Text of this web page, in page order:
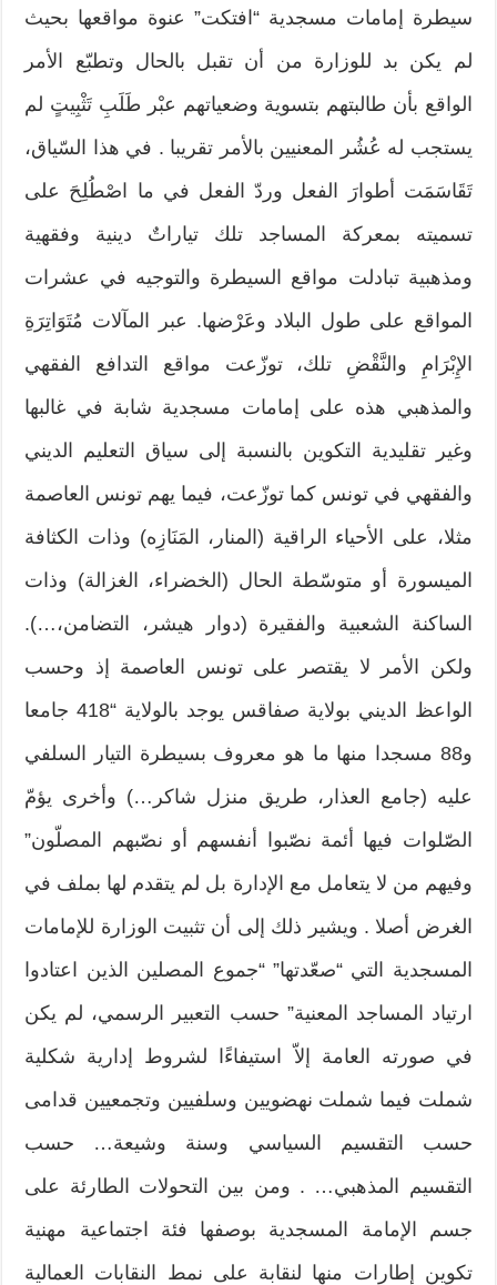
سيطرة إمامات مسجدية “افتكت” عنوة مواقعها بحيث
لم يكن بد للوزارة من أن تقبل بالحال وتطبّع الأمر
الواقع بأن طالبتهم بتسوية وضعياتهم عبْر طَلَبِ تَثْبِيتٍ لم
يستجب له عُشُر المعنيين بالأمر تقريبا . في هذا السّياق،
تَقَاسَمَت أطوارَ الفعل وردّ الفعل في ما اصْطُلِحَ على
تسميته بمعركة المساجد تلك تياراتٌ دينية وفقهية
ومذهبية تبادلت مواقع السيطرة والتوجيه في عشرات
المواقع على طول البلاد وعَرْضها. عبر المآلات مُتَوَاتِرَةِ
الإِبْرَامِ والنَّقْضِ تلك، توزّعت مواقع التدافع الفقهي
والمذهبي هذه على إمامات مسجدية شابة في غالبها
وغير تقليدية التكوين بالنسبة إلى سياق التعليم الديني
والفقهي في تونس كما توزّعت، فيما يهم تونس العاصمة
مثلا، على الأحياء الراقية (المنار، المَنَازِه) وذات الكثافة
الميسورة أو متوسّطة الحال (الخضراء، الغزالة) وذات
الساكنة الشعبية والفقيرة (دوار هيشر، التضامن،…).
ولكن الأمر لا يقتصر على تونس العاصمة إذ وحسب
الواعظ الديني بولاية صفاقس يوجد بالولاية “418 جامعا
و88 مسجدا منها ما هو معروف بسيطرة التيار السلفي
عليه (جامع العذار، طريق منزل شاكر…) وأخرى يؤمّ
الصّلوات فيها أئمة نصّبوا أنفسهم أو نصّبهم المصلّون”
وفيهم من لا يتعامل مع الإدارة بل لم يتقدم لها بملف في
الغرض أصلا . ويشير ذلك إلى أن تثبيت الوزارة للإمامات
المسجدية التي “صعّدتها” “جموع المصلين الذين اعتادوا
ارتياد المساجد المعنية” حسب التعبير الرسمي، لم يكن
في صورته العامة إلاّ استيفاءًا لشروط إدارية شكلية
شملت فيما شملت نهضويين وسلفيين وتجمعيين قدامى
حسب التقسيم السياسي وسنة وشيعة… حسب
التقسيم المذهبي… . ومن بين التحولات الطارئة على
جسم الإمامة المسجدية بوصفها فئة اجتماعية مهنية
تكوين إطارات منها لنقابة على نمط النقابات العمالية